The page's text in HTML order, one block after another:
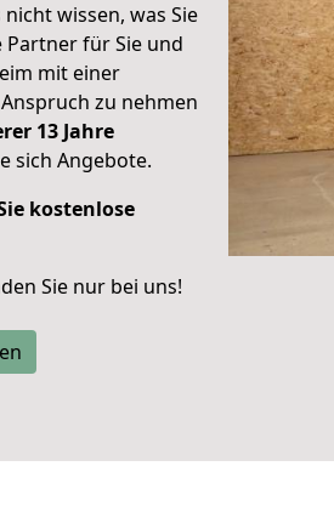
wissen, was Sie
für Sie und
mit einer
zu nehmen
13 Jahre
sich Angebote.
kostenlose
Sie nur bei uns!